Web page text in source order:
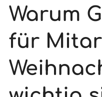
Warum
für